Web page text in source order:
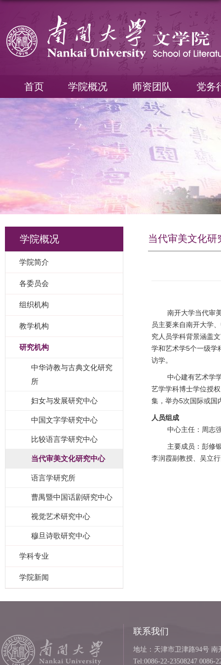
首页 学院概况 师资团队 党务
学院概况
学院简介
各委员会
组织机构
教学机构
研究机构
中华诗教与古典文化研究
所
妇女与发展研究中心
中国文字学研究中心
比较语言学研究中心
当代审美文化研究中心
语言学研究所
曹禺暨中国话剧研究中心
视觉艺术研究中心
穆旦诗歌研究中心
学科专业
学院新闻
当代审美文化研
南开大学当代审
员主要来自南开大学
究人员学科背景涵盖
学和艺术学5个一级学
访学。
中心建有艺术学
艺学学科博士学位授
集，举办5次国际或国
人员组成
中心主任：周志
主要成员：彭修
李润霞副教授、吴立
联系我们
地址：天津市卫津路94号 南
Tel:0086-22-23508247 0086-